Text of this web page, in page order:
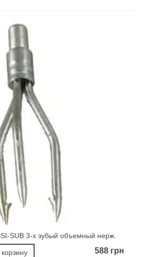
SUB 3-х зубый объемный нерж.
588 грн